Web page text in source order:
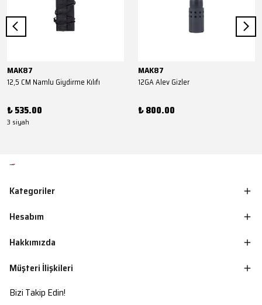
MAK87
12,5 CM Namlu Giydirme Kılıfı
₺ 535.00
3 siyah
MAK87
12GA Alev Gizler
₺ 800.00
Kategoriler
Hesabım
Hakkımızda
Müşteri İlişkileri
Bizi Takip Edin!